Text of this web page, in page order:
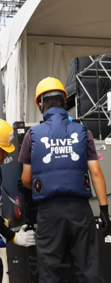
ステージ